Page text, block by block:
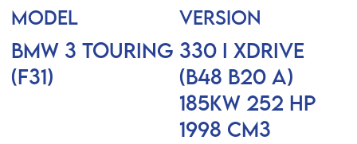
MODEL VERSION
BMW 3 Touring
(F31)
330 i xDrive
(B48 B20 A)
185KW 252 Hp
1998 Cm3